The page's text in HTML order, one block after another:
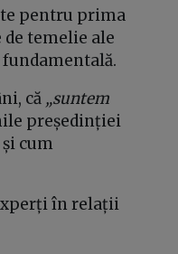
pentru prima
temelie ale
că „suntem
președinției
cum
în relații